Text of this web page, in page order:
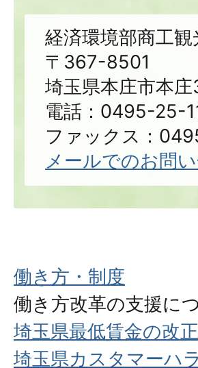
経済環境部商工
〒367-8501
埼玉県本庄市本
電話：0495-25-
ファックス：
メールでのお問
働き方・制度
働き方改革の支援に
埼玉県最低賃金の改
埼玉県カスタマーハ